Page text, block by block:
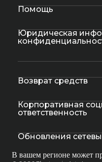
Помощь
Юридическая
Возврат средств
Корпоративная
ответственность
Обновления
В вашем регионе может